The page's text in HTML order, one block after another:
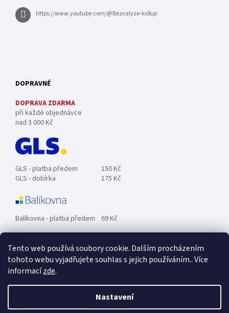
Tento web používá soubory cookie. Dalším procházením
tohoto webu vyjadřujete souhlas s jejich používáním.. Více
informacízde.
Nastavení
https://www.youtube.com/@Bezvalyze-kx8up
DOPRAVNÉ
DOPRAVA ZDARMA
při každé objednávce
nad 3 000 Kč
GLS - platba předem
150 Kč
GLS - dobírka
175 Kč
Balíkovna - platba předem 69 Kč
Zásilkovna - platba předem 89 Kč